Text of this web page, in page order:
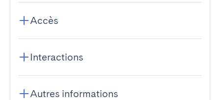
Accès
Interactions
Autres informations